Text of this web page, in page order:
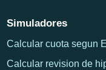
Simuladores
Calcular cuota segun
Calcular revision de